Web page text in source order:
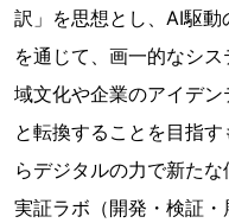
訳」を思想とし、AI駆
を通じて、画一的なシ
域文化や企業のアイデ
と転換することを目指
らデジタルの力で新た
実証ラボ（開発・検証